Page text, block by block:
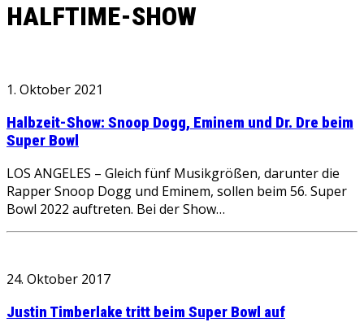
HALFTIME-SHOW
1. Oktober 2021
Halbzeit-Show: Snoop Dogg, Eminem und Dr. Dre beim
Super Bowl
LOS ANGELES – Gleich fünf Musikgrößen, darunter die
Rapper Snoop Dogg und Eminem, sollen beim 56. Super
Bowl 2022 auftreten. Bei der Show…
24. Oktober 2017
Justin Timberlake tritt beim Super Bowl auf